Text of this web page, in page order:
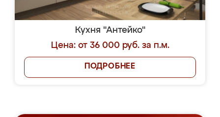
Кухня "Антейко"
Цена: от 36 000 руб. за п.м.
ПОДРОБНЕЕ